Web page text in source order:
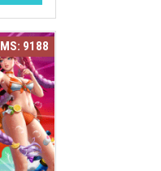
MS: 9188